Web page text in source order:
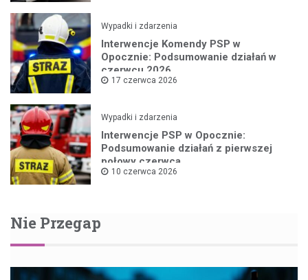
Wypadki i zdarzenia
Interwencje Komendy PSP w
Opocznie: Podsumowanie działań w
czerwcu 2026
17 czerwca 2026
Wypadki i zdarzenia
Interwencje PSP w Opocznie:
Podsumowanie działań z pierwszej
połowy czerwca
10 czerwca 2026
Nie Przegap